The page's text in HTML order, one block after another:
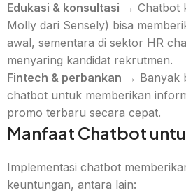
Edukasi & konsultasi → Chatbot
Molly dari Sensely) bisa
awal, sementara di sektor HR
menyaring kandidat rekrutmen.
Fintech & perbankan → Banyak
chatbot untuk memberikan
promo terbaru secara cepat.
Manfaat Chatbot
Implementasi chatbot
keuntungan, antara lain: